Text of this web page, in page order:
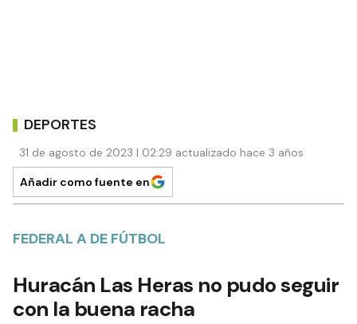
DEPORTES
31 de agosto de 2023 | 02:29 actualizado hace 3 años
Añadir como fuente en
FEDERAL A DE FÚTBOL
Huracán Las Heras no pudo seguir
con la buena racha